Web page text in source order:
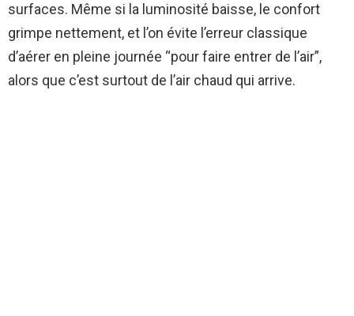
surfaces. Même si la luminosité baisse, le confort
grimpe nettement, et l’on évite l’erreur classique
d’aérer en pleine journée “pour faire entrer de l’air”,
alors que c’est surtout de l’air chaud qui arrive.